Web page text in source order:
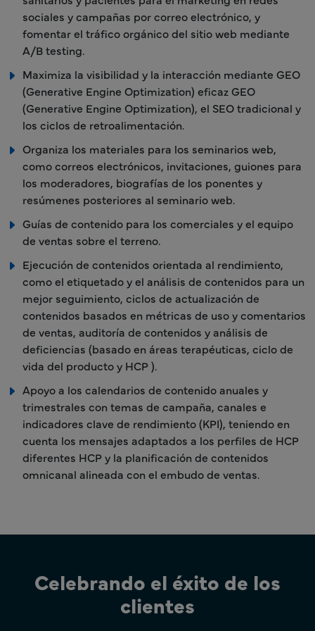
sociales y campañas por correo electrónico, y
fomentar el tráfico orgánico del sitio web mediante
A/B testing.
Maximiza la visibilidad y la interacción mediante GEO
(Generative Engine Optimization) eficaz GEO
(Generative Engine Optimization), el SEO tradicional y
los ciclos de retroalimentación.
Organiza los materiales para los seminarios web,
como correos electrónicos, invitaciones, guiones para
los moderadores, biografías de los ponentes y
resúmenes posteriores al seminario web.
Guías de contenido para los comerciales y el equipo
de ventas sobre el terreno.
Ejecución de contenidos orientada al rendimiento,
como el etiquetado y el análisis de contenidos para un
mejor seguimiento, ciclos de actualización de
contenidos basados en métricas de uso y comentarios
de ventas, auditoría de contenidos y análisis de
deficiencias (basado en áreas terapéuticas, ciclo de
vida del producto y HCP ).
Apoyo a los calendarios de contenido anuales y
trimestrales con temas de campaña, canales e
indicadores clave de rendimiento (KPI), teniendo en
cuenta los mensajes adaptados a los perfiles de HCP
diferentes HCP y la planificación de contenidos
omnicanal alineada con el embudo de ventas.
Celebrando el éxito de los
clientes